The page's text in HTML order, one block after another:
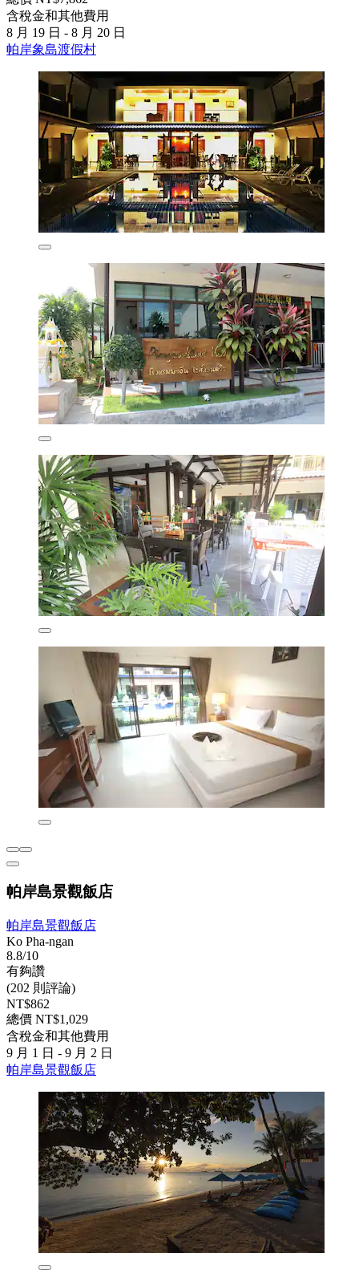
含稅金和其他費用
8 月 19 日 - 8 月 20 日
帕岸象島渡假村
帕岸島景觀飯店
帕岸島景觀飯店
Ko Pha-ngan
8.8/10
有夠讚
(202 則評論)
NT$862
總價 NT$1,029
含稅金和其他費用
9 月 1 日 - 9 月 2 日
帕岸島景觀飯店